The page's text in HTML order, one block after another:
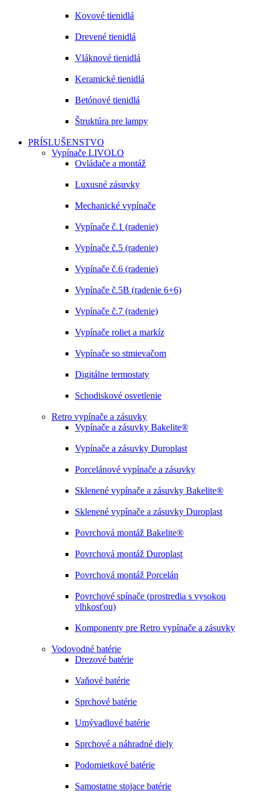
Kovové tienidlá
Drevené tienidlá
Vláknové tienidlá
Keramické tienidlá
Betónové tienidlá
Štruktúra pre lampy
PRÍSLUŠENSTVO
Vypínače LIVOLO
Ovládače a montáž
Luxusné zásuvky
Mechanické vypínače
Vypínače č.1 (radenie)
Vypínače č.5 (radenie)
Vypínače č.6 (radenie)
Vypínače č.5B (radenie 6+6)
Vypínače č.7 (radenie)
Vypínače roliet a markíz
Vypínače so stmievačom
Digitálne termostaty
Schodiskové osvetlenie
Retro vypínače a zásuvky
Vypínače a zásuvky Bakelite®
Vypínače a zásuvky Duroplast
Porcelánové vypínače a zásuvky
Sklenené vypínače a zásuvky Bakelite®
Sklenené vypínače a zásuvky Duroplast
Povrchová montáž Bakelite®
Povrchová montáž Duroplast
Povrchová montáž Porcelán
Povrchové spínače (prostredia s vysokou
vlhkosťou)
Komponenty pre Retro vypínače a zásuvky
Vodovodné batérie
Drezové batérie
Vaňové batérie
Sprchové batérie
Umývadlové batérie
Sprchové a náhradné diely
Podomietkové batérie
Samostatne stojace batérie